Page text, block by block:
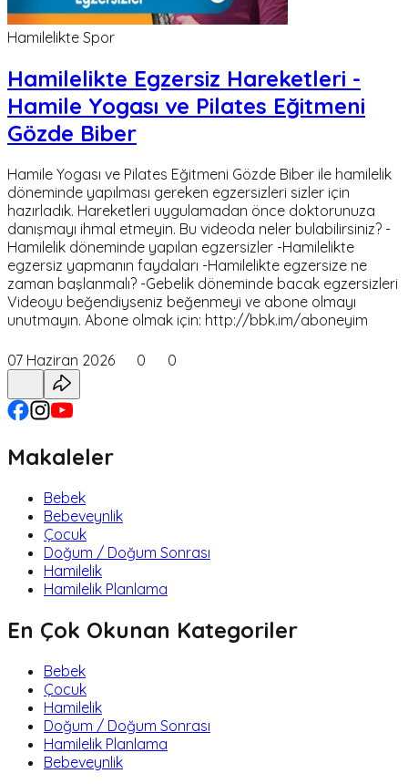
Hamilelikte Spor
Hamilelikte Egzersiz Hareketleri -
Hamile Yogası ve Pilates Eğitmeni
Gözde Biber
Hamile Yogası ve Pilates Eğitmeni Gözde Biber ile hamilelik
döneminde yapılması gereken egzersizleri sizler için
hazırladık. Hareketleri uygulamadan önce doktorunuza
danışmayı ihmal etmeyin. Bu videoda neler bulabilirsiniz? -
Hamilelik döneminde yapılan egzersizler -Hamilelikte
egzersiz yapmanın faydaları -Hamilelikte egzersize ne
zaman başlanmalı? -Gebelik döneminde bacak egzersizleri
Videoyu beğendiyseniz beğenmeyi ve abone olmayı
unutmayın. Abone olmak için: http://bbk.im/aboneyim
07 Haziran 2026 0 0
Makaleler
Bebek
Bebeveynlik
Çocuk
Doğum / Doğum Sonrası
Hamilelik
Hamilelik Planlama
En Çok Okunan Kategoriler
Bebek
Çocuk
Hamilelik
Doğum / Doğum Sonrası
Hamilelik Planlama
Bebeveynlik